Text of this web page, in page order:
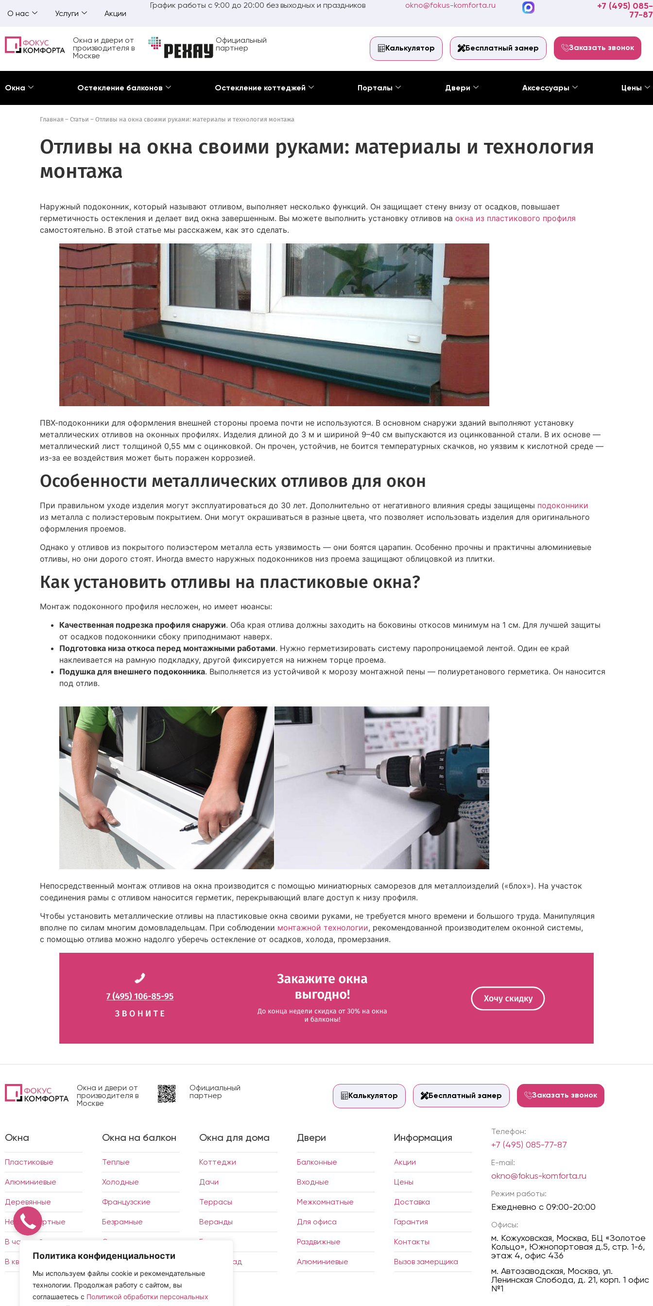
Политика конфиденциальности
Мы используем файлы cookie и рекомендательные
технологии. Продолжая работу с сайтом, вы
соглашаетесь с Политикой обработки персональных
О нас Услуги Акции
График работы с 9:00 до 20:00 без выходных и праздников okno@fokus-komforta.ru
+7 (495) 085-
77-87
Окна и двери от
производителя в
Москве
Официальный
партнер
Калькулятор Бесплатный замер Заказать звонок
Окна Остекление балконов Остекление коттеджей Порталы Двери Аксессуары Цены
Главная – Статьи – Отливы на окна своими руками: материалы и технология монтажа
Отливы на окна своими руками: материалы и технология
монтажа
Наружный подоконник, который называют отливом, выполняет несколько функций. Он защищает стену внизу от осадков, повышает
герметичность остекления и делает вид окна завершенным. Вы можете выполнить установку отливов на окна из пластикового профиля
самостоятельно. В этой статье мы расскажем, как это сделать.
ПВХ-подоконники для оформления внешней стороны проема почти не используются. В основном снаружи зданий выполняют установку
металлических отливов на оконных профилях. Изделия длиной до 3 м и шириной 9–40 см выпускаются из оцинкованной стали. В их основе —
металлический лист толщиной 0,55 мм с оцинковкой. Он прочен, устойчив, не боится температурных скачков, но уязвим к кислотной среде —
из-за ее воздействия может быть поражен коррозией.
Особенности металлических отливов для окон
При правильном уходе изделия могут эксплуатироваться до 30 лет. Дополнительно от негативного влияния среды защищены подоконники
из металла с полиэстеровым покрытием. Они могут окрашиваться в разные цвета, что позволяет использовать изделия для оригинального
оформления проемов.
Однако у отливов из покрытого полиэстером металла есть уязвимость — они боятся царапин. Особенно прочны и практичны алюминиевые
отливы, но они дорого стоят. Иногда вместо наружных подоконников низ проема защищают облицовкой из плитки.
Как установить отливы на пластиковые окна?
Монтаж подоконного профиля несложен, но имеет нюансы:
Качественная подрезка профиля снаружи. Оба края отлива должны заходить на боковины откосов минимум на 1 см. Для лучшей защиты
от осадков подоконники сбоку приподнимают наверх.
Подготовка низа откоса перед монтажными работами. Нужно герметизировать систему паропроницаемой лентой. Один ее край
наклеивается на рамную подкладку, другой фиксируется на нижнем торце проема.
Подушка для внешнего подоконника. Выполняется из устойчивой к морозу монтажной пены — полиуретанового герметика. Он наносится
под отлив.
Непосредственный монтаж отливов на окна производится с помощью миниатюрных саморезов для металлоизделий («блох»). На участок
соединения рамы с отливом наносится герметик, перекрывающий влаге доступ к низу профиля.
Чтобы установить металлические отливы на пластиковые окна своими руками, не требуется много времени и большого труда. Манипуляция
вполне по силам многим домовладельцам. При соблюдении монтажной технологии, рекомендованной производителем оконной системы,
с помощью отлива можно надолго уберечь остекление от осадков, холода, промерзания.
Окна и двери от
производителя в
Москве
Официальный
партнер
Калькулятор Бесплатный замер Заказать звонок
Окна
Пластиковые
Алюминиевые
Деревянные
Нестандартные
В частный дом
В квартиру
Окна на балкон
Теплые
Холодные
Французские
Безрамные
Отделка
Утепление
Окна для дома
Коттеджи
Дачи
Террасы
Веранды
Беседки
Зимний сад
Двери
Балконные
Входные
Межкомнатные
Для офиса
Раздвижные
Алюминиевые
Информация
Акции
Цены
Доставка
Гарантия
Контакты
Вызов замерщика
Телефон:
+7 (495) 085-77-87
E-mail:
okno@fokus-komforta.ru
Режим работы:
Ежедневно с 09:00-20:00
Офисы:
м. Кожуховская, Москва, БЦ «Золотое
Кольцо», Южнопортовая д.5, стр. 1-6,
этаж 4, офис 436
м. Автозаводская, Москва, ул.
Ленинская Слобода, д. 21, корп. 1 офис
№1